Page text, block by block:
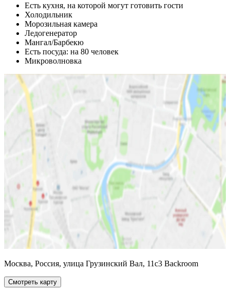
Есть кухня, на которой могут готовить гости
Холодильник
Морозильная камера
Ледогенератор
Мангал/Барбекю
Есть посуда: на 80 человек
Микроволновка
Москва, Россия, улица Грузинский Вал, 11с3 Backroom
Смотреть карту